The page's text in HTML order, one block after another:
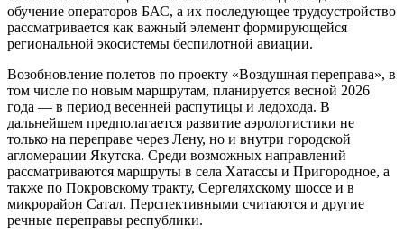
обучение операторов БАС, а их последующее трудоустройство
рассматривается как важный элемент формирующейся
региональной экосистемы беспилотной авиации.
Возобновление полетов по проекту «Воздушная переправа», в
том числе по новым маршрутам, планируется весной 2026
года — в период весенней распутицы и ледохода. В
дальнейшем предполагается развитие аэрологистики не
только на переправе через Лену, но и внутри городской
агломерации Якутска. Среди возможных направлений
рассматриваются маршруты в села Хатассы и Пригородное, а
также по Покровскому тракту, Сергеляхскому шоссе и в
микрорайон Сатал. Перспективными считаются и другие
речные переправы республики.